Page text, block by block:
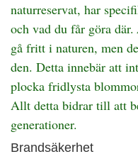
naturreservat, har
och vad du får göra där.
gå fritt i naturen, men
den. Detta innebär att
plocka fridlysta
Allt detta bidrar till att
generationer.
Brandsäkerhet